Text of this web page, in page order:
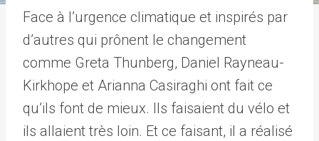
Face à l’urgence climatique et inspirés par
d’autres qui prônent le changement
comme Greta Thunberg, Daniel Rayneau-
Kirkhope et Arianna Casiraghi ont fait ce
qu’ils font de mieux. Ils faisaient du vélo et
ils allaient très loin. Et ce faisant, il a réalisé